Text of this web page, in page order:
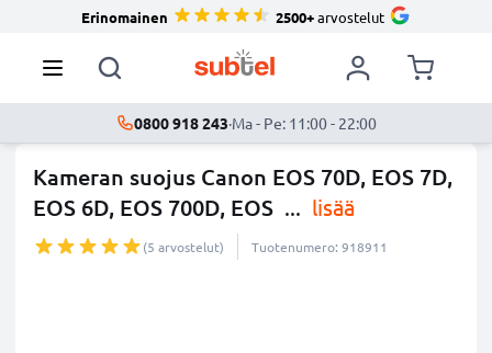
Erinomainen 2500+arvostelut
0800 918 243·Ma - Pe: 11:00 - 22:00
Kameran suojus Canon EOS 70D, EOS 7D,
EOS 6D, EOS 700D, EOS ... lisää
(5 arvostelut) Tuotenumero: 918911